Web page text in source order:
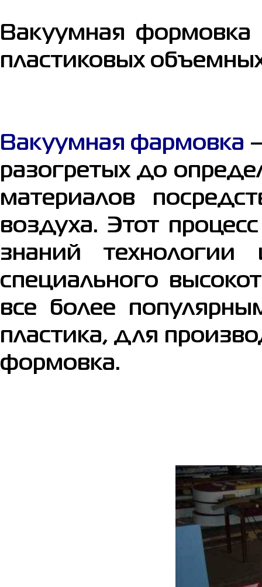
Вакуумная формовка
пластиковых
Вакуумная фармовка
разогретых до
материалов
воздуха. Этот
знаний
специального
все более
пластика, для
формовка.